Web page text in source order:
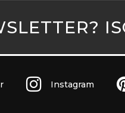
Instagram